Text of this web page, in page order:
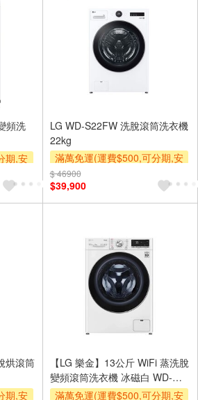
頻洗
期,安
元
,需付
LG WD-S22FW 洗脫滾筒洗衣機
22kg
滿萬免運(運費$500,可分期,安
裝跨區費另計,單品未滿1萬元
及使用6期以上分期0利率,需付
基本安裝運費)
$ 46900
$39,900
烘滾筒
期,安
【LG 樂金】13公斤 WiFi 蒸洗脫
變頻滾筒洗衣機 冰磁白 WD-
S13VBW
滿萬免運(運費$500,可分期,安